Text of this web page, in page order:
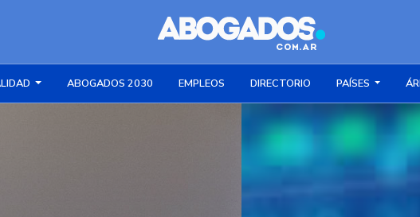
ABOGADOS 2030 EMPLEOS DIRECTORIO PAÍSES